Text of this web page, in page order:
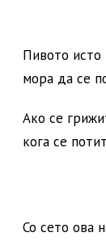
Пивото исто
мора да се
Ако се
кога се
Со сето ова